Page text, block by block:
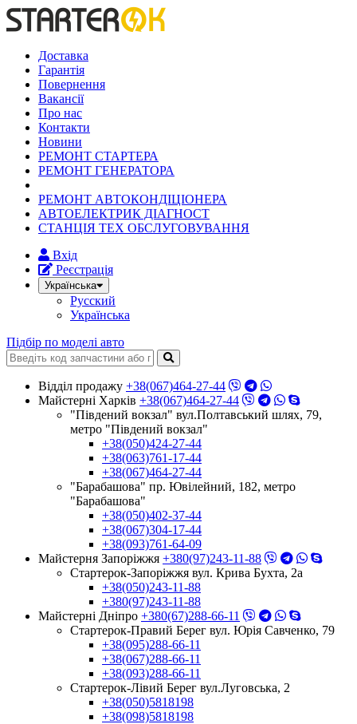
Доставка
Гарантія
Повернення
Вакансії
Про нас
Контакти
Новини
РЕМОНТ СТАРТЕРА
РЕМОНТ ГЕНЕРАТОРА
РЕМОНТ АВТОКОНДІЦІОНЕРА
АВТОЕЛЕКТРИК ДІАГНОСТ
СТАНЦІЯ ТЕХ ОБСЛУГОВУВАННЯ
Вхід
Реєстрація
Українська
Русский
Українська
Підбір по моделі авто
Відділ продажу +38(067)464-27-44
Майстерні Харків +38(067)464-27-44
"Південий вокзал" вул.Полтавський шлях, 79,
метро "Південий вокзал"
+38(050)424-27-44
+38(063)761-17-44
+38(067)464-27-44
"Барабашова" пр. Ювілейний, 182, метро
"Барабашова"
+38(050)402-37-44
+38(067)304-17-44
+38(093)761-64-09
Майстерня Запоріжжя +380(97)243-11-88
Стартерок-Запоріжжя вул. Крива Бухта, 2а
+38(050)243-11-88
+380(97)243-11-88
Майстерні Днiпро +380(67)288-66-11
Стартерок-Правий Берег вул. Юрія Савченко, 79
+38(095)288-66-11
+38(067)288-66-11
+38(093)288-66-11
Стартерок-Лівий Берег вул.Луговська, 2
+38(050)5818198
+38(098)5818198